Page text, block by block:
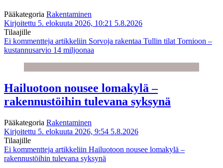
Pääkategoria Rakentaminen
Kirjoitettu 5. elokuuta 2026, 10:21 5.8.2026
Tilaajille
Ei kommentteja artikkeliin Sorvoja rakentaa Tullin tilat Tornioon –
kustannusarvio 14 miljoonaa
Hailuotoon nousee lomakylä –
rakennustöihin tulevana syksynä
Pääkategoria Rakentaminen
Kirjoitettu 5. elokuuta 2026, 9:54 5.8.2026
Tilaajille
Ei kommentteja artikkeliin Hailuotoon nousee lomakylä –
rakennustöihin tulevana syksynä